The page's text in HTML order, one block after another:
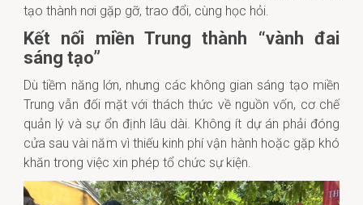
tạo thành nơi gặp gỡ, trao đổi, cùng học hỏi.
Kết nối miền Trung thành “vành đai
sáng tạo”
Dù tiềm năng lớn, nhưng các không gian sáng tạo miền
Trung vẫn đối mặt với thách thức về nguồn vốn, cơ chế
quản lý và sự ổn định lâu dài. Không ít dự án phải đóng
cửa sau vài năm vì thiếu kinh phí vận hành hoặc gặp khó
khăn trong việc xin phép tổ chức sự kiện.